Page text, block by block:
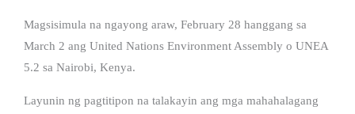
Magsisimula na ngayong araw, February 28 hanggang sa
March 2 ang United Nations Environment Assembly o UNEA
5.2 sa Nairobi, Kenya.
Layunin ng pagtitipon na talakayin ang mga mahahalagang